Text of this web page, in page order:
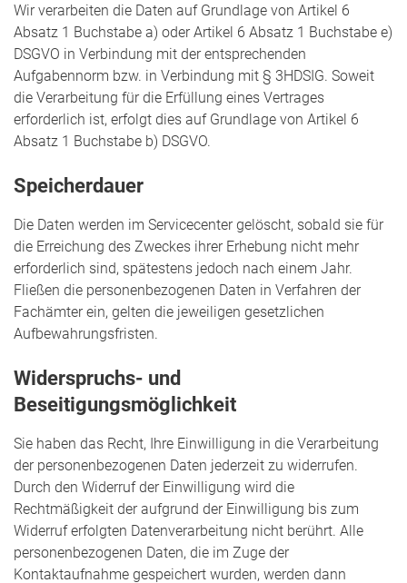
Wir verarbeiten die Daten auf Grundlage von Artikel 6
Absatz 1 Buchstabe a) oder Artikel 6 Absatz 1 Buchstabe e)
DSGVO in Verbindung mit der entsprechenden
Aufgabennorm bzw. in Verbindung mit § 3HDSIG. Soweit
die Verarbeitung für die Erfüllung eines Vertrages
erforderlich ist, erfolgt dies auf Grundlage von Artikel 6
Absatz 1 Buchstabe b) DSGVO.
Speicherdauer
Die Daten werden im Servicecenter gelöscht, sobald sie für
die Erreichung des Zweckes ihrer Erhebung nicht mehr
erforderlich sind, spätestens jedoch nach einem Jahr.
Fließen die personenbezogenen Daten in Verfahren der
Fachämter ein, gelten die jeweiligen gesetzlichen
Aufbewahrungsfristen.
Widerspruchs- und
Beseitigungsmöglichkeit
Sie haben das Recht, Ihre Einwilligung in die Verarbeitung
der personenbezogenen Daten jederzeit zu widerrufen.
Durch den Widerruf der Einwilligung wird die
Rechtmäßigkeit der aufgrund der Einwilligung bis zum
Widerruf erfolgten Datenverarbeitung nicht berührt. Alle
personenbezogenen Daten, die im Zuge der
Kontaktaufnahme gespeichert wurden, werden dann